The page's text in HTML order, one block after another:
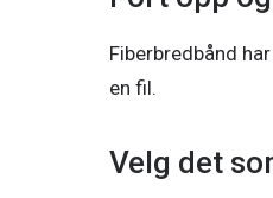
Fiberbredbånd
en fil.
Velg det